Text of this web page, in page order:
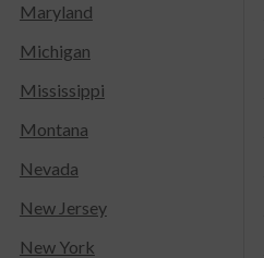
Maryland
Michigan
Mississippi
Montana
Nevada
New Jersey
New York